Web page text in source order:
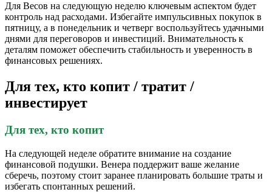
Для Весов на следующую неделю ключевым аспектом будет
контроль над расходами. Избегайте импульсивных покупок в
пятницу, а в понедельник и четверг воспользуйтесь удачными
днями для переговоров и инвестиций. Внимательность к
деталям поможет обеспечить стабильность и уверенность в
финансовых решениях.
Для тех, кто копит / тратит /
инвестирует
Для тех, кто копит
На следующей неделе обратите внимание на создание
финансовой подушки. Венера поддержит ваше желание
сберечь, поэтому стоит заранее планировать большие траты и
избегать спонтанных решений.